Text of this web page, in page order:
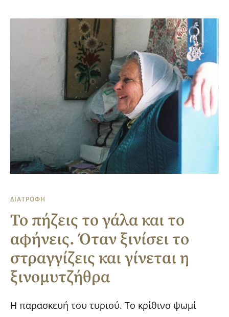
ΔΙΑΤΡΟΦΗ
Το πήζεις το γάλα και το
αφήνεις. Όταν ξινίσει το
στραγγίζεις και γίνεται η
ξινομυτζήθρα
Η παρασκευή του τυριού. Το κρίθινο ψωμί